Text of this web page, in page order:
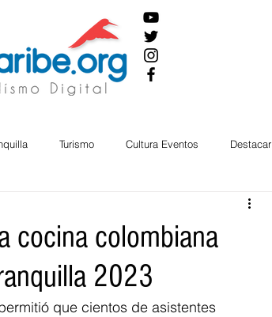
Turismo Cultura Eventos Destacar
CARIBE Política Documentos
cocina colombiana
2023
que cientos de asistentes